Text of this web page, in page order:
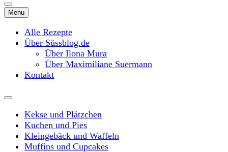
Menu
Alle Rezepte
Über Süssblog.de
Über Ilona Mura
Über Maximiliane Suermann
Kontakt
Kekse und Plätzchen
Kuchen und Pies
Kleingebäck und Waffeln
Muffins und Cupcakes